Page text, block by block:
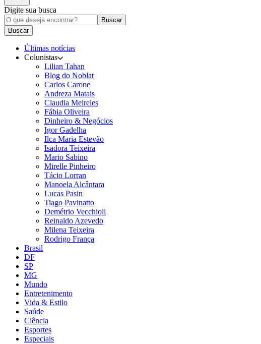
Digite sua busca
Buscar
Buscar
Últimas notícias
Colunistas
Lilian Tahan
Blog do Noblat
Carlos Carone
Andreza Matais
Claudia Meireles
Fábia Oliveira
Dinheiro & Negócios
Igor Gadelha
Ilca Maria Estevão
Isadora Teixeira
Mario Sabino
Mirelle Pinheiro
Tácio Lorran
Manoela Alcântara
Lucas Pasin
Tiago Pavinatto
Demétrio Vecchioli
Reinaldo Azevedo
Milena Teixeira
Rodrigo França
Brasil
DF
SP
MG
Mundo
Entretenimento
Vida & Estilo
Saúde
Ciência
Esportes
Especiais